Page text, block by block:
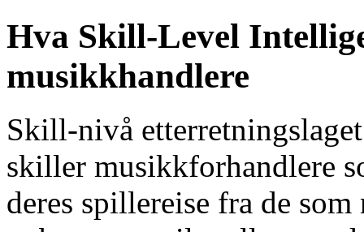
Hva Skill-Level
musikkhandlere
Skill-nivå
skiller musikkforhandlere
deres spillereise fra de